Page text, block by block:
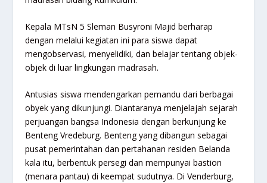
Kepala MTsN 5 Sleman Busyroni Majid berharap
dengan melalui kegiatan ini para siswa dapat
mengobservasi, menyelidiki, dan belajar tentang objek-
objek di luar lingkungan madrasah.
Antusias siswa mendengarkan pemandu dari berbagai
obyek yang dikunjungi. Diantaranya menjelajah sejarah
perjuangan bangsa Indonesia dengan berkunjung ke
Benteng Vredeburg. Benteng yang dibangun sebagai
pusat pemerintahan dan pertahanan residen Belanda
kala itu, berbentuk persegi dan mempunyai bastion
(menara pantau) di keempat sudutnya. Di Venderburg,